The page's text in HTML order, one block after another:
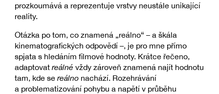
prozkoumává a reprezentuje vrstvy neustále unikající
reality.
Otázka po tom, co znamená „reálno“ – a škála
kinematografických odpovědí –, je pro mne přímo
spjata s hledáním filmové hodnoty. Krátce řečeno,
adaptovat reálné vždy zároveň znamená najít hodnotu
tam, kde se reálno nachází. Rozehrávání
a problematizování pohybu a napětí v průběhu